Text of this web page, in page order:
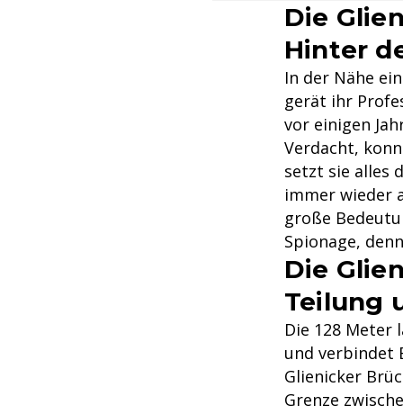
Die
Hinter
In der Nähe
gerät ihr
vor einigen
Verdacht,
setzt sie alles
immer wieder
große
Spionage,
Die
Teilung
Die 128 Meter
und verbindet
Glienicker
Grenze